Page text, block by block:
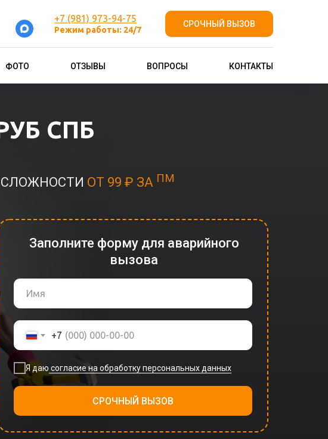
+7 (981) 973-94-75
Режим работы: 24/7
СРОЧНЫЙ ВЫЗОВ
ФОТО ОТЗЫВЫ ВОПРОСЫ КОНТАКТЫ
СПБ
+7
Я даю согласие на обработку персональных данных
СРОЧНЫЙ ВЫЗОВ
Заполните форму для аварийного
вызова
ОТ 99 ₽ ЗА ПМ